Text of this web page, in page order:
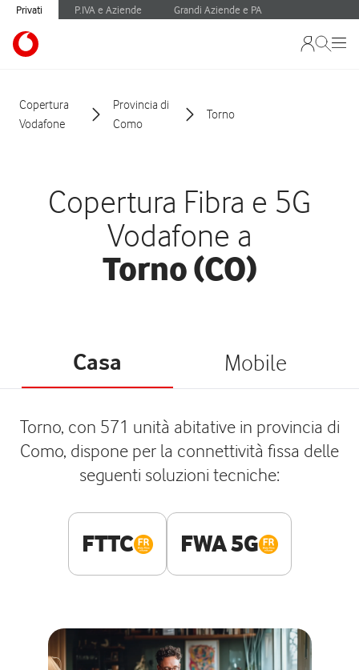
Privati P.IVA e Aziende Grandi Aziende e PA
Copertura
Vodafone
Provincia di
Como
Torno
Copertura Fibra e 5G
Vodafone a
Torno (CO)
Casa Mobile
Torno, con 571 unità abitative in provincia di
Como, dispone per la connettività fissa delle
seguenti soluzioni tecniche:
FTTC FWA 5G